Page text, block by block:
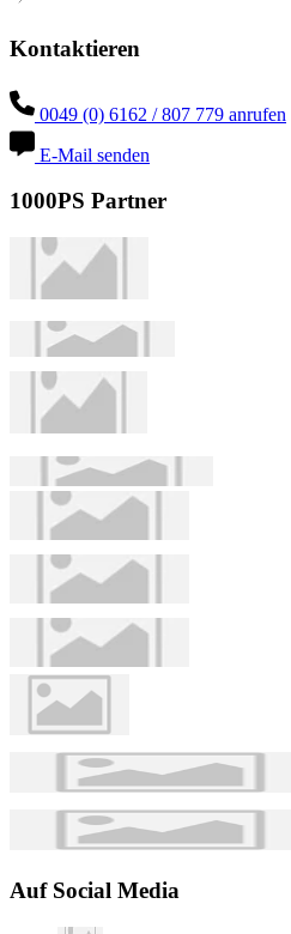
Kontaktieren
0049 (0) 6162 / 807 779 anrufen
E-Mail senden
1000PS Partner
Auf Social Media